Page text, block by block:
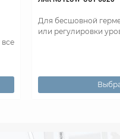
Для бесшовной
или регулировки